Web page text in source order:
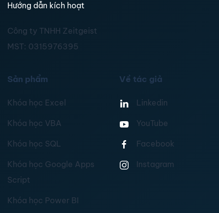
Hướng dẫn kích hoạt
Công ty TNHH Zeitgeist
MST: 0315976395
Sản phẩm
Khóa học Excel
Khóa học VBA
Khóa học SQL
Khóa học Google Apps
Script
Khóa học Power BI
Về tác giả
Linkedin
YouTube
Facebook
Instagram